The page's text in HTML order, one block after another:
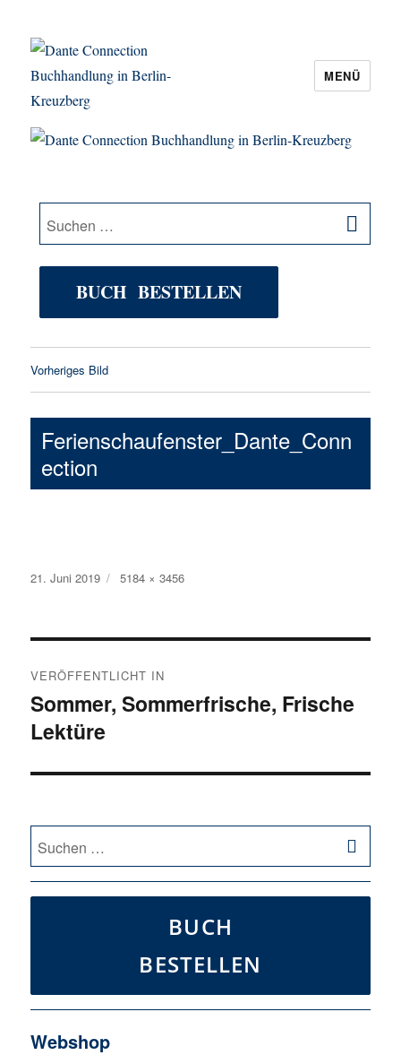
Dante Connection Buchhandlung in
MENÜ
Suche
nach:
BUCH BESTELLEN
Vorheriges Bild
Ferienschaufenster_Dante_Conn
ection
Veröffentlicht
21. Juni 2019
Volle
5184 × 3456
VERÖFFENTLICHT IN
Sommer, Sommerfrische, Frische
Lektüre
Suche
nach:
BUCH
BESTELLEN
Webshop